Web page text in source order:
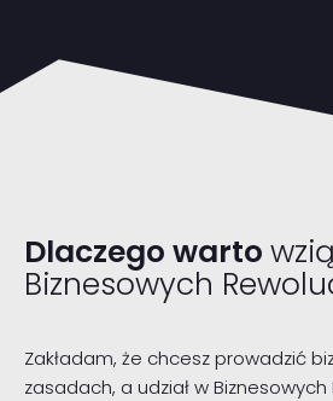
Dlaczego warto
Biznesowych
Zakładam, że chcesz prowadzić
zasadach, a udział w